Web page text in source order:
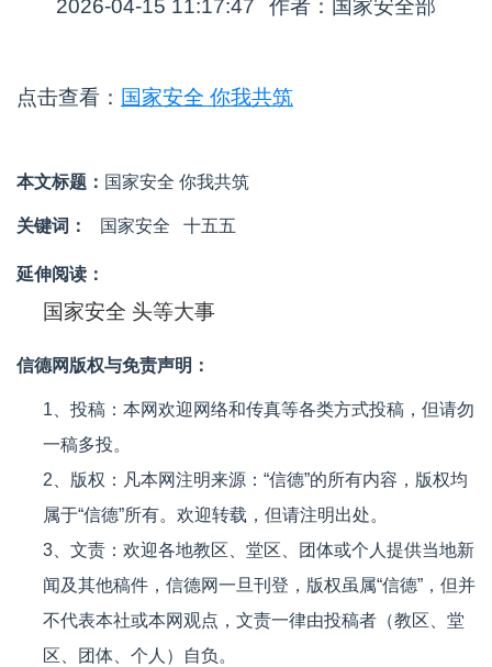
2026-04-15 11:17:47 作者：国家安全部
点击查看： 国家安全 你我共筑
本文标题： 国家安全 你我共筑
关键词： 国家安全 十五五
延伸阅读：
国家安全 头等大事
信德网版权与免责声明：
1、投稿：本网欢迎网络和传真等各类方式投稿，但请勿
一稿多投。
2、版权：凡本网注明来源：“信德”的所有内容，版权均
属于“信德”所有。欢迎转载，但请注明出处。
3、文责：欢迎各地教区、堂区、团体或个人提供当地新
闻及其他稿件，信德网一旦刊登，版权虽属“信德”，但并
不代表本社或本网观点，文责一律由投稿者（教区、堂
区、团体、个人）自负。